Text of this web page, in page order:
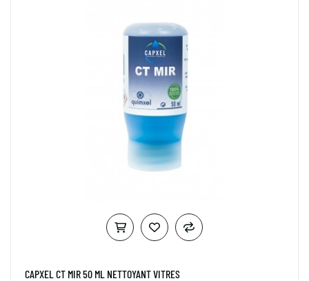
CAPXEL CT MIR 50 ML NETTOYANT VITRES